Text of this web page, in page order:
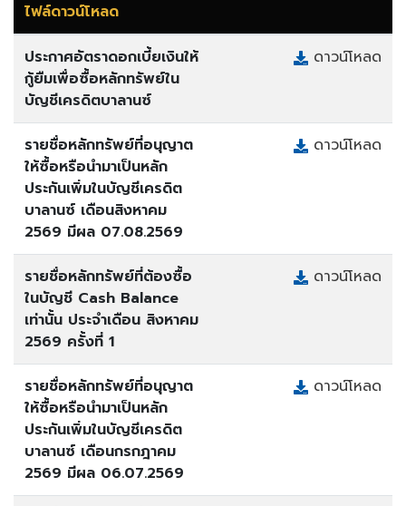
ไฟล์ดาวน์โหลด
ประกาศอัตราดอกเบี้ยเงินให้
กู้ยืมเพื่อซื้อหลักทรัพย์ใน
บัญชีเครดิตบาลานซ์
ดาวน์โหลด
รายชื่อหลักทรัพย์ที่อนุญาต
ให้ซื้อหรือนำมาเป็นหลัก
ประกันเพิ่มในบัญชีเครดิต
บาลานซ์ เดือนสิงหาคม
2569 มีผล 07.08.2569
ดาวน์โหลด
รายชื่อหลักทรัพย์ที่ต้องซื้อ
ในบัญชี Cash Balance
เท่านั้น ประจำเดือน สิงหาคม
2569 ครั้งที่ 1
ดาวน์โหลด
รายชื่อหลักทรัพย์ที่อนุญาต
ให้ซื้อหรือนำมาเป็นหลัก
ประกันเพิ่มในบัญชีเครดิต
บาลานซ์ เดือนกรกฎาคม
2569 มีผล 06.07.2569
ดาวน์โหลด